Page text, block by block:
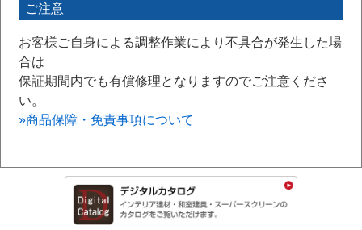
ご注意
お客様ご自身による調整作業により不具合が発生した場
合は
保証期間内でも有償修理となりますのでご注意くださ
い。
»商品保障・免責事項について